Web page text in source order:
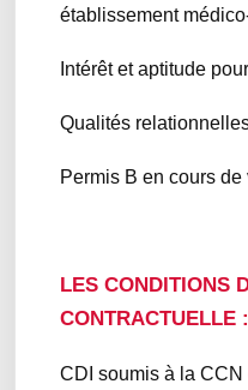
établissement
Intérêt et aptitude
Qualités
Permis B en cours
LES CONDITIONS
CONTRACTUELLE :
CDI soumis à la